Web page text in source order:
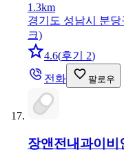
1.3km
경기도 성남시 분당
크)
4.6(후기 2)
전화
팔로우
장앤전내과이